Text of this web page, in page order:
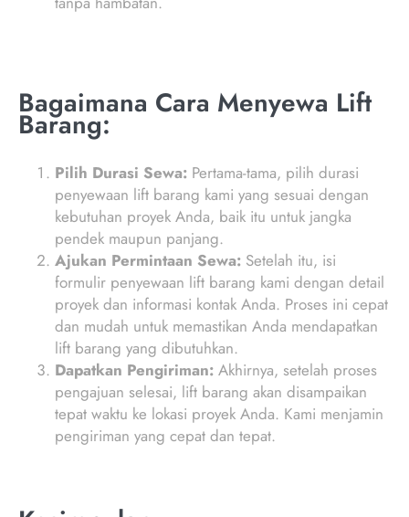
Bagaimana Cara Menyewa Lift
Barang:
Pilih Durasi Sewa: Pertama-tama, pilih durasi
penyewaan lift barang kami yang sesuai dengan
kebutuhan proyek Anda, baik itu untuk jangka
pendek maupun panjang.
Ajukan Permintaan Sewa: Setelah itu, isi
formulir penyewaan lift barang kami dengan detail
proyek dan informasi kontak Anda. Proses ini cepat
dan mudah untuk memastikan Anda mendapatkan
lift barang yang dibutuhkan.
Dapatkan Pengiriman: Akhirnya, setelah proses
pengajuan selesai, lift barang akan disampaikan
tepat waktu ke lokasi proyek Anda. Kami menjamin
pengiriman yang cepat dan tepat.